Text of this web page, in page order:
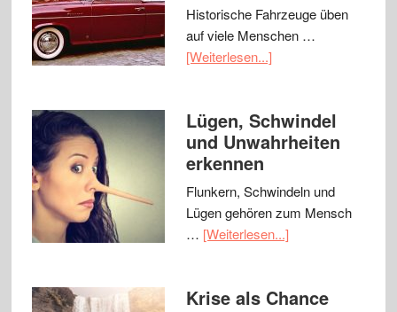
Historische Fahrzeuge üben
auf viele Menschen …
[Weiterlesen...]
Lügen, Schwindel
und Unwahrheiten
erkennen
Flunkern, Schwindeln und
Lügen gehören zum Mensch
… [Weiterlesen...]
Krise als Chance